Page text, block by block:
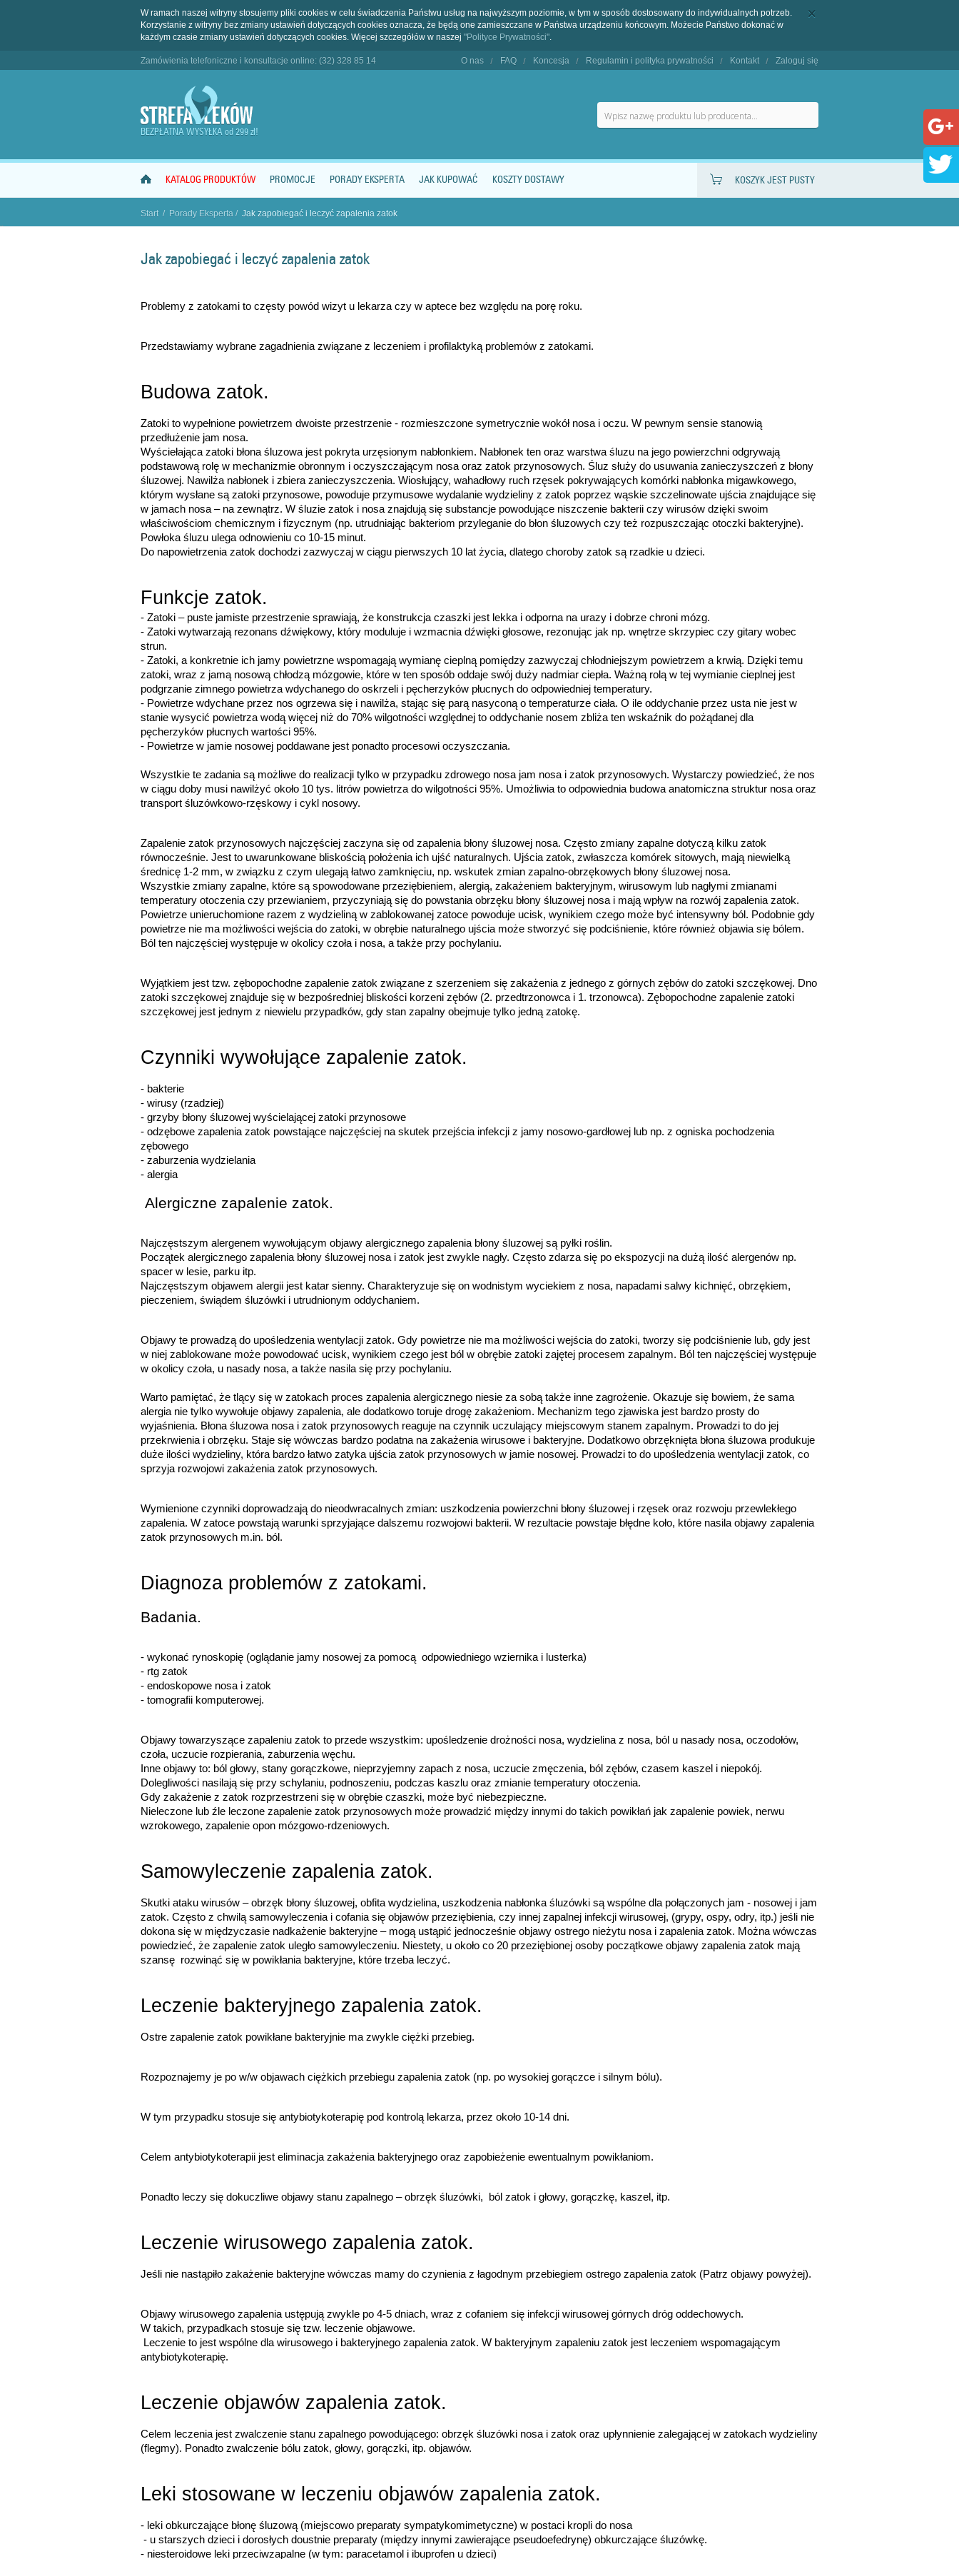
W ramach naszej witryny stosujemy pliki cookies w celu świadczenia Państwu usług na najwyższym poziomie, w tym w sposób dostosowany do indywidualnych potrzeb.
Korzystanie z witryny bez zmiany ustawień dotyczących cookies oznacza, że będą one zamieszczane w Państwa urządzeniu końcowym. Możecie Państwo dokonać w
każdym czasie zmiany ustawień dotyczących cookies. Więcej szczegółów w naszej "Polityce Prywatności".
Zamówienia telefoniczne i konsultacje online: (32) 328 85 14 O nas FAQ Koncesja Regulamin i polityka prywatności Kontakt Zaloguj się
BEZPŁATNA WYSYŁKA od 299 zł!
KOSZYK JEST PUSTY
KATALOG PRODUKTÓW PROMOCJE PORADY EKSPERTA JAK KUPOWAĆ KOSZTY DOSTAWY
Start / Porady Eksperta / Jak zapobiegać i leczyć zapalenia zatok
"
Jak zapobiegać i leczyć zapalenia zatok
Problemy z zatokami to częsty powód wizyt u lekarza czy w aptece bez względu na porę roku.
Przedstawiamy wybrane zagadnienia związane z leczeniem i profilaktyką problemów z zatokami.
Budowa zatok.
Zatoki to wypełnione powietrzem dwoiste przestrzenie - rozmieszczone symetrycznie wokół nosa i oczu. W pewnym sensie stanowią
przedłużenie jam nosa.
Wyściełająca zatoki błona śluzowa jest pokryta urzęsionym nabłonkiem. Nabłonek ten oraz warstwa śluzu na jego powierzchni odgrywają
podstawową rolę w mechanizmie obronnym i oczyszczającym nosa oraz zatok przynosowych. Śluz służy do usuwania zanieczyszczeń z błony
śluzowej. Nawilża nabłonek i zbiera zanieczyszczenia. Wiosłujący, wahadłowy ruch rzęsek pokrywających komórki nabłonka migawkowego,
którym wysłane są zatoki przynosowe, powoduje przymusowe wydalanie wydzieliny z zatok poprzez wąskie szczelinowate ujścia znajdujące się
w jamach nosa – na zewnątrz. W śluzie zatok i nosa znajdują się substancje powodujące niszczenie bakterii czy wirusów dzięki swoim
właściwościom chemicznym i fizycznym (np. utrudniając bakteriom przyleganie do błon śluzowych czy też rozpuszczając otoczki bakteryjne).
Powłoka śluzu ulega odnowieniu co 10-15 minut.
Do napowietrzenia zatok dochodzi zazwyczaj w ciągu pierwszych 10 lat życia, dlatego choroby zatok są rzadkie u dzieci.
Funkcje zatok.
- Zatoki – puste jamiste przestrzenie sprawiają, że konstrukcja czaszki jest lekka i odporna na urazy i dobrze chroni mózg.
- Zatoki wytwarzają rezonans dźwiękowy, który moduluje i wzmacnia dźwięki głosowe, rezonując jak np. wnętrze skrzypiec czy gitary wobec
strun.
- Zatoki, a konkretnie ich jamy powietrzne wspomagają wymianę cieplną pomiędzy zazwyczaj chłodniejszym powietrzem a krwią. Dzięki temu
zatoki, wraz z jamą nosową chłodzą mózgowie, które w ten sposób oddaje swój duży nadmiar ciepła. Ważną rolą w tej wymianie cieplnej jest
podgrzanie zimnego powietrza wdychanego do oskrzeli i pęcherzyków płucnych do odpowiedniej temperatury.
- Powietrze wdychane przez nos ogrzewa się i nawilża, stając się parą nasyconą o temperaturze ciała. O ile oddychanie przez usta nie jest w
stanie wysycić powietrza wodą więcej niż do 70% wilgotności względnej to oddychanie nosem zbliża ten wskaźnik do pożądanej dla
pęcherzyków płucnych wartości 95%.
- Powietrze w jamie nosowej poddawane jest ponadto procesowi oczyszczania.
Wszystkie te zadania są możliwe do realizacji tylko w przypadku zdrowego nosa jam nosa i zatok przynosowych. Wystarczy powiedzieć, że nos
w ciągu doby musi nawilżyć około 10 tys. litrów powietrza do wilgotności 95%. Umożliwia to odpowiednia budowa anatomiczna struktur nosa oraz
transport śluzówkowo-rzęskowy i cykl nosowy.
Zapalenie zatok przynosowych najczęściej zaczyna się od zapalenia błony śluzowej nosa. Często zmiany zapalne dotyczą kilku zatok
równocześnie. Jest to uwarunkowane bliskością położenia ich ujść naturalnych. Ujścia zatok, zwłaszcza komórek sitowych, mają niewielką
średnicę 1-2 mm, w związku z czym ulegają łatwo zamknięciu, np. wskutek zmian zapalno-obrzękowych błony śluzowej nosa.
Wszystkie zmiany zapalne, które są spowodowane przeziębieniem, alergią, zakażeniem bakteryjnym, wirusowym lub nagłymi zmianami
temperatury otoczenia czy przewianiem, przyczyniają się do powstania obrzęku błony śluzowej nosa i mają wpływ na rozwój zapalenia zatok.
Powietrze unieruchomione razem z wydzieliną w zablokowanej zatoce powoduje ucisk, wynikiem czego może być intensywny ból. Podobnie gdy
powietrze nie ma możliwości wejścia do zatoki, w obrębie naturalnego ujścia może stworzyć się podciśnienie, które również objawia się bólem.
Ból ten najczęściej występuje w okolicy czoła i nosa, a także przy pochylaniu.
Wyjątkiem jest tzw. zębopochodne zapalenie zatok związane z szerzeniem się zakażenia z jednego z górnych zębów do zatoki szczękowej. Dno
zatoki szczękowej znajduje się w bezpośredniej bliskości korzeni zębów (2. przedtrzonowca i 1. trzonowca). Zębopochodne zapalenie zatoki
szczękowej jest jednym z niewielu przypadków, gdy stan zapalny obejmuje tylko jedną zatokę.
Czynniki wywołujące zapalenie zatok.
- bakterie
- wirusy (rzadziej)
- grzyby błony śluzowej wyścielającej zatoki przynosowe
- odzębowe zapalenia zatok powstające najczęściej na skutek przejścia infekcji z jamy nosowo-gardłowej lub np. z ogniska pochodzenia
zębowego
- zaburzenia wydzielania
- alergia
Alergiczne zapalenie zatok.
Najczęstszym alergenem wywołującym objawy alergicznego zapalenia błony śluzowej są pyłki roślin.
Początek alergicznego zapalenia błony śluzowej nosa i zatok jest zwykle nagły. Często zdarza się po ekspozycji na dużą ilość alergenów np.
spacer w lesie, parku itp.
Najczęstszym objawem alergii jest katar sienny. Charakteryzuje się on wodnistym wyciekiem z nosa, napadami salwy kichnięć, obrzękiem,
pieczeniem, świądem śluzówki i utrudnionym oddychaniem.
Objawy te prowadzą do upośledzenia wentylacji zatok. Gdy powietrze nie ma możliwości wejścia do zatoki, tworzy się podciśnienie lub, gdy jest
w niej zablokowane może powodować ucisk, wynikiem czego jest ból w obrębie zatoki zajętej procesem zapalnym. Ból ten najczęściej występuje
w okolicy czoła, u nasady nosa, a także nasila się przy pochylaniu.
Warto pamiętać, że tlący się w zatokach proces zapalenia alergicznego niesie za sobą także inne zagrożenie. Okazuje się bowiem, że sama
alergia nie tylko wywołuje objawy zapalenia, ale dodatkowo toruje drogę zakażeniom. Mechanizm tego zjawiska jest bardzo prosty do
wyjaśnienia. Błona śluzowa nosa i zatok przynosowych reaguje na czynnik uczulający miejscowym stanem zapalnym. Prowadzi to do jej
przekrwienia i obrzęku. Staje się wówczas bardzo podatna na zakażenia wirusowe i bakteryjne. Dodatkowo obrzęknięta błona śluzowa produkuje
duże ilości wydzieliny, która bardzo łatwo zatyka ujścia zatok przynosowych w jamie nosowej. Prowadzi to do upośledzenia wentylacji zatok, co
sprzyja rozwojowi zakażenia zatok przynosowych.
Wymienione czynniki doprowadzają do nieodwracalnych zmian: uszkodzenia powierzchni błony śluzowej i rzęsek oraz rozwoju przewlekłego
zapalenia. W zatoce powstają warunki sprzyjające dalszemu rozwojowi bakterii. W rezultacie powstaje błędne koło, które nasila objawy zapalenia
zatok przynosowych m.in. ból.
Diagnoza problemów z zatokami.
Badania.
- wykonać rynoskopię (oglądanie jamy nosowej za pomocą  odpowiedniego wziernika i lusterka)
- rtg zatok
- endoskopowe nosa i zatok
- tomografii komputerowej.
Objawy towarzyszące zapaleniu zatok to przede wszystkim: upośledzenie drożności nosa, wydzielina z nosa, ból u nasady nosa, oczodołów,
czoła, uczucie rozpierania, zaburzenia węchu.
Inne objawy to: ból głowy, stany gorączkowe, nieprzyjemny zapach z nosa, uczucie zmęczenia, ból zębów, czasem kaszel i niepokój.
Dolegliwości nasilają się przy schylaniu, podnoszeniu, podczas kaszlu oraz zmianie temperatury otoczenia.
Gdy zakażenie z zatok rozprzestrzeni się w obrębie czaszki, może być niebezpieczne.
Nieleczone lub źle leczone zapalenie zatok przynosowych może prowadzić między innymi do takich powikłań jak zapalenie powiek, nerwu
wzrokowego, zapalenie opon mózgowo-rdzeniowych.
Samowyleczenie zapalenia zatok.
Skutki ataku wirusów – obrzęk błony śluzowej, obfita wydzielina, uszkodzenia nabłonka śluzówki są wspólne dla połączonych jam - nosowej i jam
zatok. Często z chwilą samowyleczenia i cofania się objawów przeziębienia, czy innej zapalnej infekcji wirusowej, (grypy, ospy, odry, itp.) jeśli nie
dokona się w międzyczasie nadkażenie bakteryjne – mogą ustąpić jednocześnie objawy ostrego nieżytu nosa i zapalenia zatok. Można wówczas
powiedzieć, że zapalenie zatok uległo samowyleczeniu. Niestety, u około co 20 przeziębionej osoby początkowe objawy zapalenia zatok mają
szansę  rozwinąć się w powikłania bakteryjne, które trzeba leczyć.
Leczenie bakteryjnego zapalenia zatok.
Ostre zapalenie zatok powikłane bakteryjnie ma zwykle ciężki przebieg.
Rozpoznajemy je po w/w objawach ciężkich przebiegu zapalenia zatok (np. po wysokiej gorączce i silnym bólu).
W tym przypadku stosuje się antybiotykoterapię pod kontrolą lekarza, przez około 10-14 dni.
Celem antybiotykoterapii jest eliminacja zakażenia bakteryjnego oraz zapobieżenie ewentualnym powikłaniom.
Ponadto leczy się dokuczliwe objawy stanu zapalnego – obrzęk śluzówki,  ból zatok i głowy, gorączkę, kaszel, itp.
Leczenie wirusowego zapalenia zatok.
Jeśli nie nastąpiło zakażenie bakteryjne wówczas mamy do czynienia z łagodnym przebiegiem ostrego zapalenia zatok (Patrz objawy powyżej).
Objawy wirusowego zapalenia ustępują zwykle po 4-5 dniach, wraz z cofaniem się infekcji wirusowej górnych dróg oddechowych.
W takich, przypadkach stosuje się tzw. leczenie objawowe.
antybiotykoterapię.
Leczenie objawów zapalenia zatok.
Celem leczenia jest zwalczenie stanu zapalnego powodującego: obrzęk śluzówki nosa i zatok oraz upłynnienie zalegającej w zatokach wydzieliny
(flegmy). Ponadto zwalczenie bólu zatok, głowy, gorączki, itp. objawów.
Leki stosowane w leczeniu objawów zapalenia zatok.
- leki obkurczające błonę śluzową (miejscowo preparaty sympatykomimetyczne) w postaci kropli do nosa
- u starszych dzieci i dorosłych doustnie preparaty (między innymi zawierające pseudoefedrynę) obkurczające śluzówkę.
- niesteroidowe leki przeciwzapalne (w tym: paracetamol i ibuprofen u dzieci)